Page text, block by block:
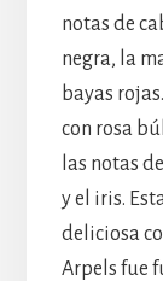
notas de
negra, la
bayas
con rosa
las notas
y el iris.
deliciosa
Arpels fue